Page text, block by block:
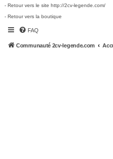
- Retour vers le site http://2cv-legende.com/
- Retour vers la boutique
FAQ
Communauté 2cv-legende.com